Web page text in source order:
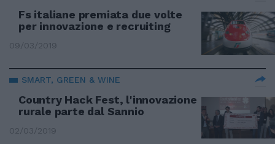
Fs italiane premiata due volte
per innovazione e recruiting
09/03/2019
SMART, GREEN & WINE
Country Hack Fest, l'innovazione
rurale parte dal Sannio
02/03/2019